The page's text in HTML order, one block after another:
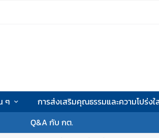
ๆ การส่งเสริมคุณธรรมและความโปร่งใ
Q&A กับ กต.